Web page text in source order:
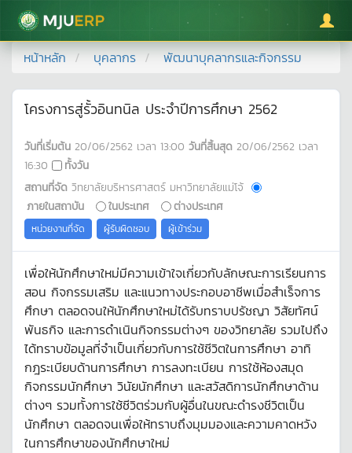
มหาวิทยาลัยแม่โจ้
หน้าหลัก บุคลากร พัฒนาบุคลากรและกิจกรรม
โครงการสู่รั้วอินทนิล ประจำปีการศึกษา 2562
วันที่เริ่มต้น 20/06/2562 เวลา 13:00 วันที่สิ้นสุด 20/06/2562 เวลา
16:30
ทั้งวัน
สถานที่จัด วิทยาลัยบริหารศาสตร์ มหาวิทยาลัยแม่โจ้
ภายในสถาบัน
ในประเทศ ต่างประเทศ
หน่วยงานที่จัด ผู้รับผิดชอบ ผู้เข้าร่วม
เพื่อให้นักศึกษาใหม่มีความเข้าใจเกี่ยวกับลักษณะการเรียนการ
สอน กิจกรรมเสริม และแนวทางประกอบอาชีพเมื่อสำเร็จการ
ศึกษา ตลอดจนให้นักศึกษาใหม่ได้รับทราบปรัชญา วิสัยทัศน์
พันธกิจ และการดำเนินกิจกรรมต่างๆ ของวิทยาลัย รวมไปถึง
ได้ทราบข้อมูลที่จำเป็นเกี่ยวกับการใช้ชีวิตในการศึกษา อาทิ
กฎระเบียบด้านการศึกษา การลงทะเบียน การใช้ห้องสมุด
กิจกรรมนักศึกษา วินัยนักศึกษา และสวัสดิการนักศึกษาด้าน
ต่างๆ รวมทั้งการใช้ชีวิตร่วมกับผู้อื่นในขณะดำรงชีวิตเป็น
นักศึกษา ตลอดจนเพื่อให้ทราบถึงมุมมองและความคาดหวัง
ในการศึกษาของนักศึกษาใหม่